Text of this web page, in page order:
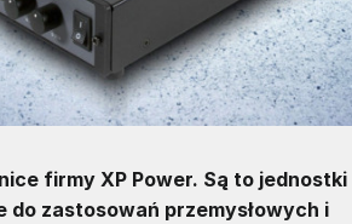
firmy XP Power. Są to jednostki
zastosowań przemysłowych i